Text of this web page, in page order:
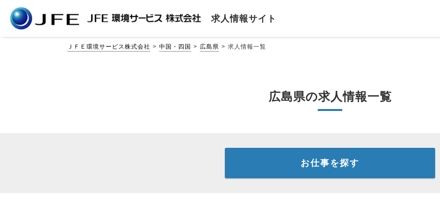
求人情報サイト
ＪＦＥ環境サービス株式会社 中国・四国 広島県 求人情報一覧
広島県の求人情報一覧
お仕事を探す